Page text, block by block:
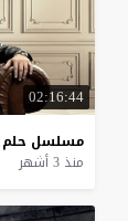
02:16:44
مسلسل حلم
منذ 3 أشهر